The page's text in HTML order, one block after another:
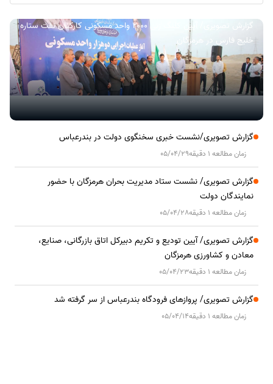
گزارش تصویری/ آیین کلنگ زنی ۲۰۰۰ واحد مسکونی کارکنان نفت ستاره
خلیج فارس در هرمزگان
گزارش تصویری/نشست خبری سخنگوی دولت در بندرعباس
زمان مطالعه 1 دقیقه 05/04/29
گزارش تصویری/ نشست ستاد مدیریت بحران هرمزگان با حضور
نمایندگان دولت
زمان مطالعه 1 دقیقه 05/04/28
گزارش تصویری/ آیین تودیع و تکریم دبیرکل اتاق بازرگانی، صنایع،
معادن و کشاورزی هرمزگان
زمان مطالعه 1 دقیقه 05/04/23
گزارش تصویری/ پروازهای فرودگاه بندرعباس از سر گرفته شد
زمان مطالعه 1 دقیقه 05/04/14